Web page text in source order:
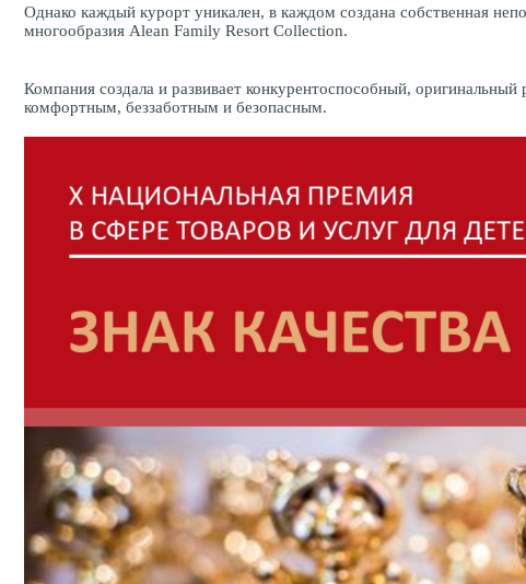
Однако каждый курорт уникален, в каждом создана собственная
многообразия Alean Family Resort Collection.
Компания создала и развивает конкурентоспособный,
комфортным, беззаботным и безопасным.